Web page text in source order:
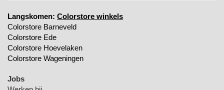
Langskomen: Colorstore winkels
Colorstore Barneveld
Colorstore Ede
Colorstore Hoevelaken
Colorstore Wageningen
Jobs